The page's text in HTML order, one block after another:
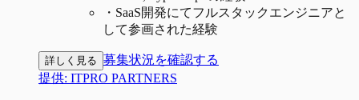
・ SaaS開発にてフルスタックエンジニアと
して参画された経験
詳しく見る 募集状況を確認する
提供: ITPRO PARTNERS